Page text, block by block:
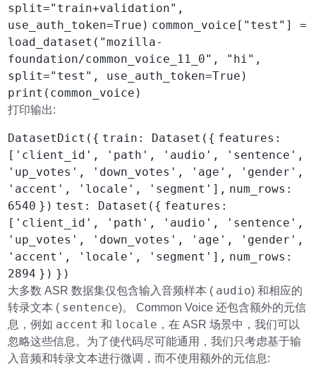
split="train+validation",
use_auth_token=True) common_voice["test"] =
load_dataset("mozilla-
foundation/common_voice_11_0", "hi",
split="test", use_auth_token=True)
print(common_voice)
打印输出:
DatasetDict({ train: Dataset({ features:
['client_id', 'path', 'audio', 'sentence',
'up_votes', 'down_votes', 'age', 'gender',
'accent', 'locale', 'segment'], num_rows:
6540 }) test: Dataset({ features:
['client_id', 'path', 'audio', 'sentence',
'up_votes', 'down_votes', 'age', 'gender',
'accent', 'locale', 'segment'], num_rows:
2894 }) })
大多数 ASR 数据集仅包含输入音频样本 ( audio) 和相应的
转录文本 ( sentence)。 Common Voice 还包含额外的元信
息，例如 accent 和 locale ，在 ASR 场景中，我们可以
忽略这些信息。为了使代码尽可能通用，我们只考虑基于输
入音频和转录文本进行微调，而不使用额外的元信息: